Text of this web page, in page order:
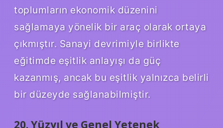
toplumların ekonomik düzenini
sağlamaya yönelik bir araç olarak ortaya
çıkmıştır. Sanayi devrimiyle birlikte
eğitimde eşitlik anlayışı da güç
kazanmış, ancak bu eşitlik yalnızca belirli
bir düzeyde sağlanabilmiştir.
20. Yüzyıl ve Genel Yetenek